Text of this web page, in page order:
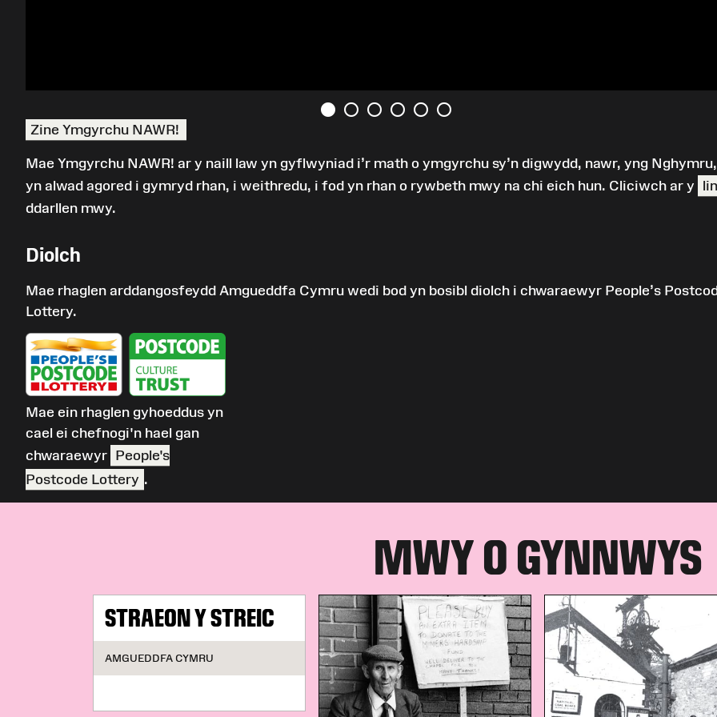
Zine Ymgyrchu NAWR!
Mae Ymgyrchu NAWR! ar y naill law yn gyflwyniad i’r math o ymgyrchu sy’n digwydd, nawr, yng
yn alwad agored i gymryd rhan, i weithredu, i fod yn rhan o rywbeth mwy na chi eich hun. Cliciwch ar y
ddarllen mwy.
Diolch
Mae rhaglen arddangosfeydd Amgueddfa Cymru wedi bod yn bosibl diolch i chwaraewyr People’s
Lottery.
Mae ein rhaglen gyhoeddus yn
cael ei chefnogi'n hael gan
chwaraewyr People's
Postcode Lottery .
MWY O GYNNWYS
STRAEON Y STREIC
AMGUEDDFA CYMRU